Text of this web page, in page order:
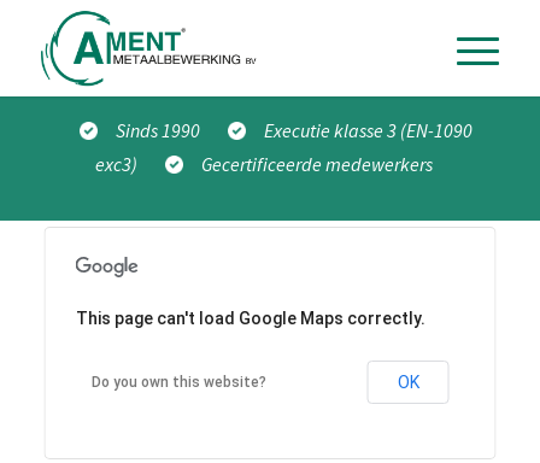
Sinds 1990
Executie klasse 3 (EN-1090
exc3)
Gecertificeerde medewerkers
This page can't load Google Maps correctly.
Do you own this website? OK